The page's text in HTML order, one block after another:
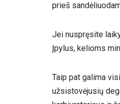
prieš
Jei nuspręsite
Įpylus, kelioms
Taip pat galima
užsistovėjusių